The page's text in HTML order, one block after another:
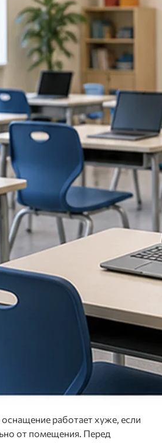
работает хуже, если
от помещения. Перед